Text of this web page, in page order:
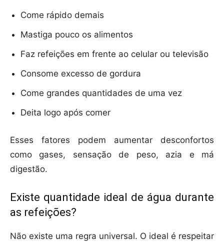
Come rápido demais
Mastiga pouco os alimentos
Faz refeições em frente ao celular ou televisão
Consome excesso de gordura
Come grandes quantidades de uma vez
Deita logo após comer
Esses fatores podem aumentar desconfortos
como gases, sensação de peso, azia e má
digestão.
Existe quantidade ideal de água durante
as refeições?
Não existe uma regra universal. O ideal é respeitar